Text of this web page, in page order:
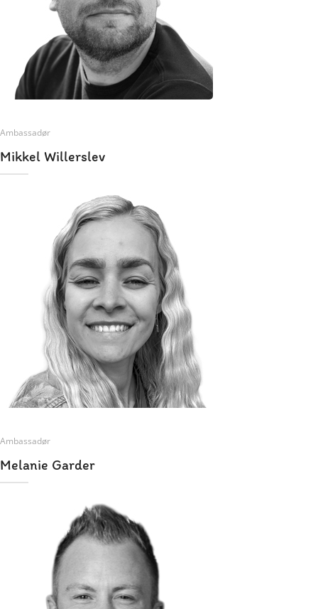
Ambassadør
Mikkel Willerslev
Ambassadør
Melanie Garder